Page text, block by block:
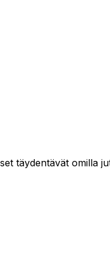
täydentävät omilla